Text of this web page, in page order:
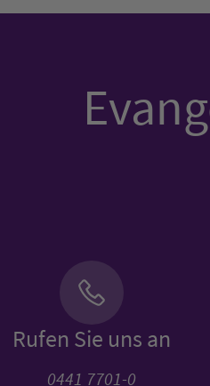
Rufen Sie uns an
0441 7701-0